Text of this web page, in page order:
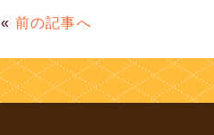
« 前の記事へ